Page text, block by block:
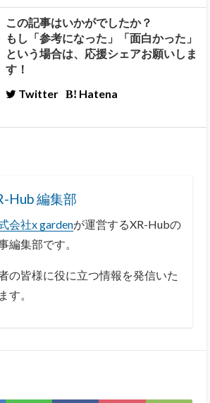
この記事はいかがでしたか？
もし「参考になった」「面白かった」
という場合は、応援シェアお願いしま
す！
Twitter
Hatena
Hub 編集部
会社x gardenが運営するXR-Hubの
編集部です。
の皆様に役に立つ情報を発信いた
す。